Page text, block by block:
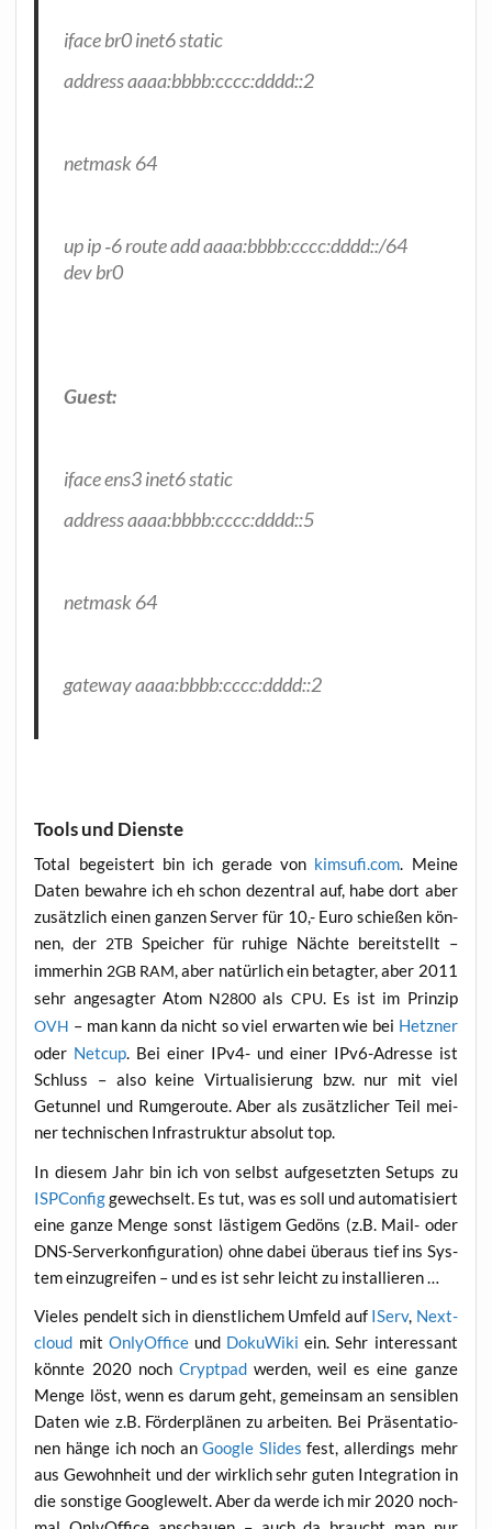
iface br0 inet6 static
address aaaa:bbbb:cccc:dddd::2
net­mask 64
up ip ‑6 rou­te add aaaa:bbbb:cccc:dddd::/64
dev br0
Guest:
iface ens3 inet6 static
address aaaa:bbbb:cccc:dddd::5
net­mask 64
gate­way aaaa:bbbb:cccc:dddd::2
Tools und Dienste
Total begeis­tert bin ich gera­de von kimsufi.com. Mei­ne
Daten bewah­re ich eh schon dezen­tral auf, habe dort aber
zusätz­lich einen gan­zen Ser­ver für 10,- Euro schie­ßen kön­
nen, der 2TBSpei­cher für ruhi­ge Näch­te bereit­stellt –
immer­hin 2GB RAM, aber natür­lich ein betag­ter, aber 2011
sehr ange­sag­ter Atom N2800 als CPU. Es ist im Prin­zip
OVH – man kann da nicht so viel erwar­ten wie bei Hetz­ner
oder Net­cup. Bei einer IPv4- und einer IPv6-Adres­se ist
Schluss – also kei­ne Vir­tua­li­sie­rung bzw. nur mit viel
Getun­nel und Rum­ge­rou­te. Aber als zusätz­li­cher Teil mei­
ner tech­ni­schen Infra­struk­tur abso­lut top.
In die­sem Jahr bin ich von selbst auf­ge­setz­ten Set­ups zu
ISPCon­figgewech­selt. Es tut, was es soll und auto­ma­ti­siert
eine gan­ze Men­ge sonst läs­ti­gem Gedöns (z.B. Mail- oder
DNS-Ser­ver­kon­fi­gu­ra­ti­on) ohne dabei über­aus tief ins Sys­
tem ein­zu­grei­fen – und es ist sehr leicht zu installieren …
Vie­les pen­delt sich in dienst­li­chem Umfeld auf IServ, Next­
cloud mit Only­Off­iceund Doku­Wi­ki ein. Sehr inter­es­sant
könn­te 2020 noch Crypt­padwer­den, weil es eine gan­ze
Men­ge löst, wenn es dar­um geht, gemein­sam an sen­si­blen
Daten wie z.B. För­der­plä­nen zu arbei­ten. Bei Prä­sen­ta­tio­
nen hän­ge ich noch anGoog­le Slides fest, aller­dings mehr
aus Gewohn­heit und der wirk­lich sehr guten Inte­gra­ti­on in
die sons­ti­ge Goo­gle­welt. Aber da wer­de ich mir 2020 noch­